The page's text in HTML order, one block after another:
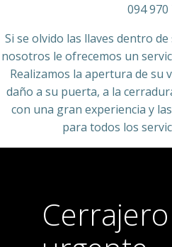
094 970
Si se olvido las llaves dentro
nosotros le ofrecemos un
Realizamos la apertura de su
daño a su puerta, a la
con una gran experiencia y
para todos los
Cerrajero